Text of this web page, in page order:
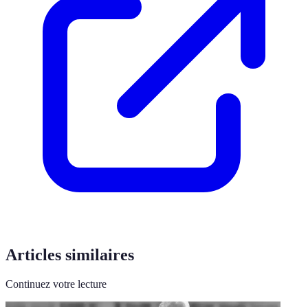
Articles similaires
Continuez votre lecture